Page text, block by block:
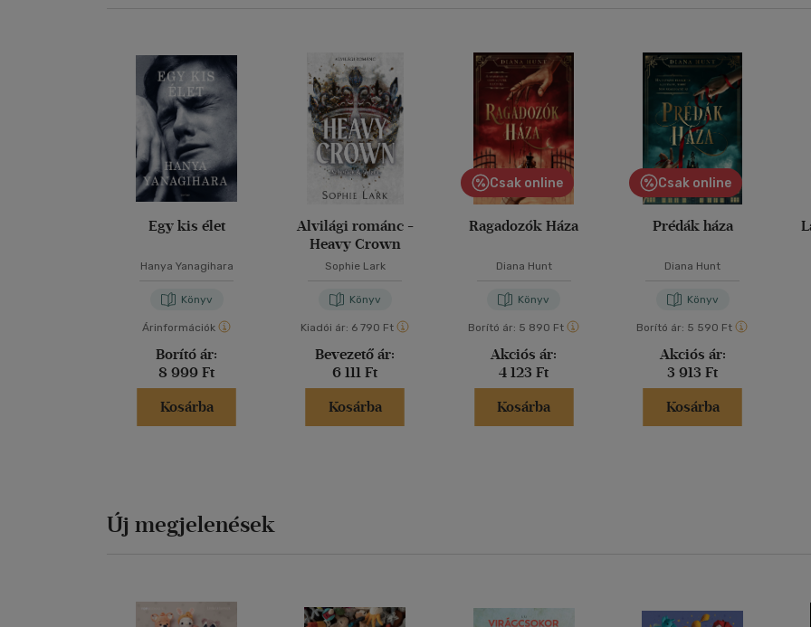
Egy kis élet
Hanya Yanagihara
Könyv
Árinformációk
Borító ár:
8 999 Ft
Kosárba
Alvilági románc -
Heavy Crown
Sophie Lark
Könyv
Kiadói ár: 6 790 Ft
Bevezető ár:
6 111 Ft
Kosárba
Csak online
Ragadozók Háza
Diana Hunt
Könyv
Borító ár: 5 890 Ft
Akciós ár:
4 123 Ft
Kosárba
Csak online
Prédák háza
Diana Hunt
Könyv
Borító ár: 5 590 Ft
Akciós ár:
3 913 Ft
Kosárba
Új megjelenések